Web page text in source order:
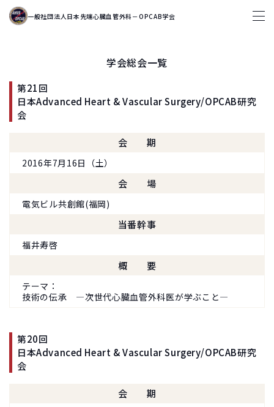
一般社団法人日本先端心臓血管外科－OPCAB学会
学会総会一覧
第21回
日本Advanced Heart & Vascular Surgery/OPCAB研究
会
会期
2016年7月16日（土）
会場
電気ビル共創館(福岡)
当番幹事
福井寿啓
概要
テーマ
技術の伝承 ―次世代心臓血管外科医が学ぶこと―
第20回
日本Advanced Heart & Vascular Surgery/OPCAB研究
会
会期